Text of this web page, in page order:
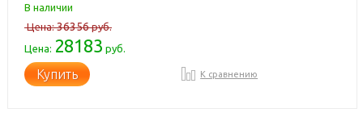
В наличии
Цена:36356руб.
Цена: 28183 руб.
Купить К сравнению